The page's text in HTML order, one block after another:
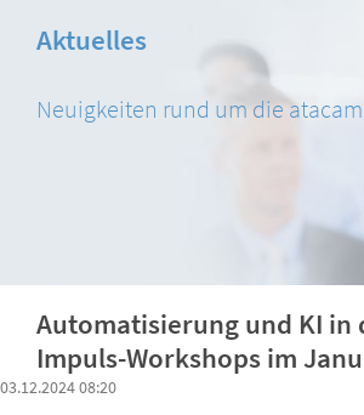
Aktuelles
Neuigkeiten rund um die
Automatisierung und KI in
Impuls-Workshops im
03.12.2024 08:20